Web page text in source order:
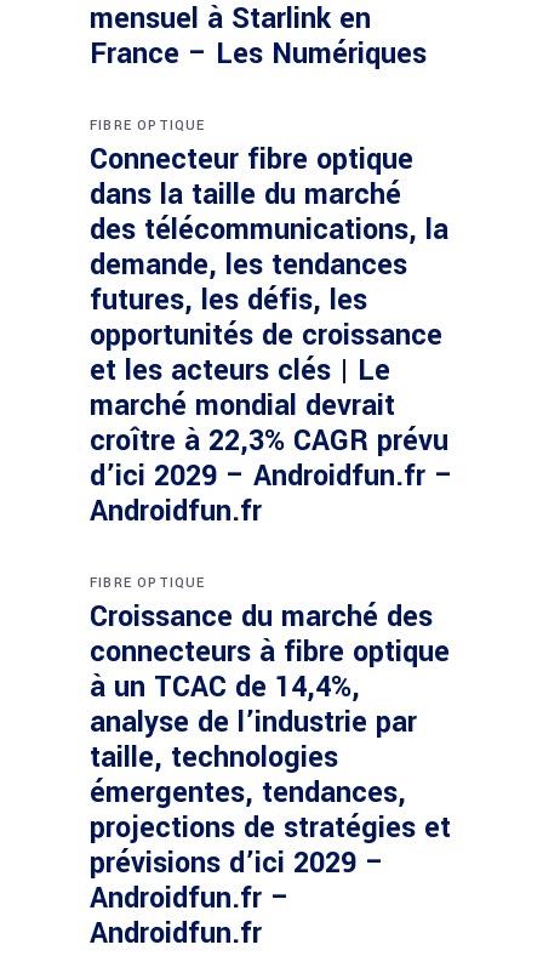
mensuel à Starlink en
France – Les Numériques
FIBRE OPTIQUE
Connecteur fibre optique
dans la taille du marché
des télécommunications, la
demande, les tendances
futures, les défis, les
opportunités de croissance
et les acteurs clés | Le
marché mondial devrait
croître à 22,3% CAGR prévu
d’ici 2029 – Androidfun.fr –
Androidfun.fr
FIBRE OPTIQUE
Croissance du marché des
connecteurs à fibre optique
à un TCAC de 14,4%,
analyse de l’industrie par
taille, technologies
émergentes, tendances,
projections de stratégies et
prévisions d’ici 2029 –
Androidfun.fr –
Androidfun.fr